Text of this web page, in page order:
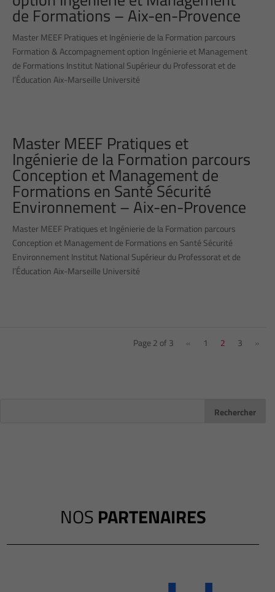
de Formations – Aix-en-Provence
Master MEEF Pratiques et Ingénierie de la Formation parcours
Formation & Accompagnement option Ingénierie et Management
de Formations Institut National Supérieur du Professorat et de
l’Éducation Aix-Marseille Université
Master MEEF Pratiques et
Ingénierie de la Formation parcours
Conception et Management de
Formations en Santé Sécurité
Environnement – Aix-en-Provence
Master MEEF Pratiques et Ingénierie de la Formation parcours
Conception et Management de Formations en Santé Sécurité
Environnement Institut National Supérieur du Professorat et de
l’Éducation Aix-Marseille Université
Page 2 of 3 « 1 2 3 »
NOS PARTENAIRES